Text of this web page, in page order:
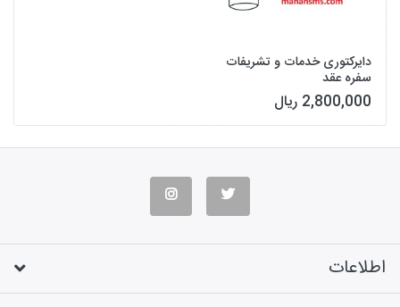
دایرکتوری خدمات و تشریفات
سفره عقد
2,800,000 ریال
اطلاعات